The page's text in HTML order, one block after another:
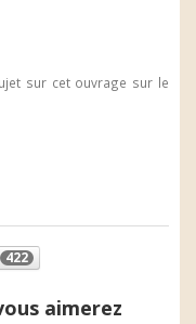
sur cet ouvrage sur le
422
aimerez